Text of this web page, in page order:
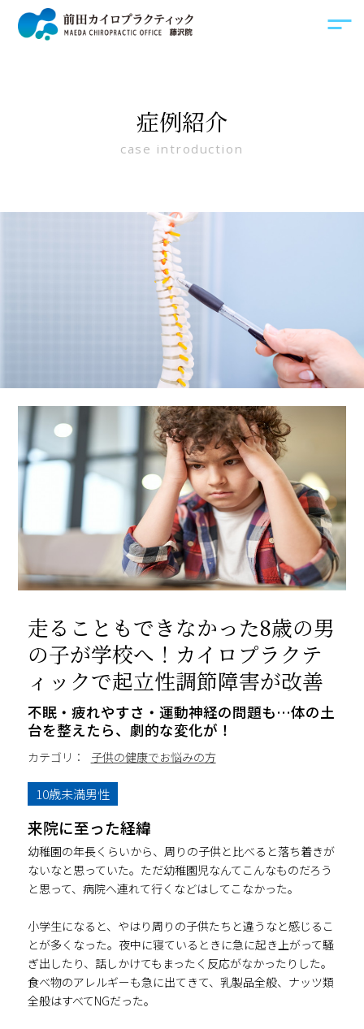
症例紹介
case introduction
走ることもできなかった8歳の男
の子が学校へ！カイロプラクテ
ィックで起立性調節障害が改善
不眠・疲れやすさ・運動神経の問題も…体の土
台を整えたら、劇的な変化が！
カテゴリ： 子供の健康でお悩みの方
10歳未満男性
来院に至った経緯
幼稚園の年長くらいから、周りの子供と比べると落ち着きが
ないなと思っていた。ただ幼稚園児なんてこんなものだろう
と思って、病院へ連れて行くなどはしてこなかった。
小学生になると、やはり周りの子供たちと違うなと感じるこ
とが多くなった。夜中に寝ているときに急に起き上がって騒
ぎ出したり、話しかけてもまったく反応がなかったりした。
食べ物のアレルギーも急に出てきて、乳製品全般、ナッツ類
全般はすべてNGだった。